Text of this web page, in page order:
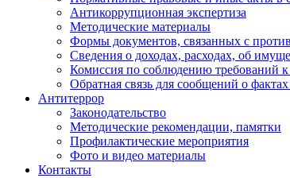
Антикоррупционная экспертиза
Методические материалы
Формы документов, связанных с
Сведения о доходах, расходах, об
Комиссия по соблюдению требований
Обратная связь для сообщений о
Антитеррор
Законодательство
Методические рекомендации, памятки
Профилактические мероприятия
Фото и видео материалы
Контакты